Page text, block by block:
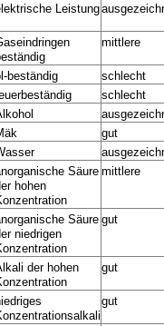
Leistung
mittlere
beständig schlecht
schlecht
gut
Säure
hohen
mittlere
Säure
niedrigen
gut
der hohen
gut
gut